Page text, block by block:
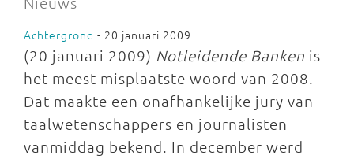
Achtergrond - 20 januari 2009
(20 januari 2009) Notleidende Banken is
het meest misplaatste woord van 2008.
Dat maakte een onafhankelijke jury van
taalwetenschappers en journalisten
vanmiddag bekend. In december werd